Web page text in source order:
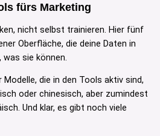
fürs Marketing
nicht selbst trainieren. Hier fünf
Oberfläche, die deine Daten in
was sie können.
die in den Tools aktiv sind,
oder chinesisch, aber zumindest
Und klar, es gibt noch viele